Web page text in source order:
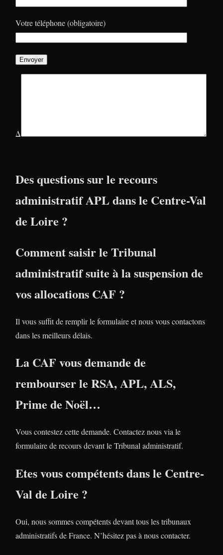
Votre téléphone (obligatoire)
Δ
Des questions sur le recours
administratif APL dans le Centre-Val
de Loire ?
Comment saisir le Tribunal
administratif suite à la suspension de
vos allocations CAF ?
Il vous suffit de remplir le formulaire et nous vous contactons
dans les meilleurs délais.
La CAF vous demande de
rembourser le RSA, APL, ALS,
Prime de Noël…
Vous contestez cette demande. Contactez nous via le
formulaire de recours devant le Tribunal administratif.
Etes vous compétents dans le Centre-
Val de Loire ?
Oui, nous sommes compétents devant tous les tribunaux
administratifs de France. N’hésitez pas à nous contacter.